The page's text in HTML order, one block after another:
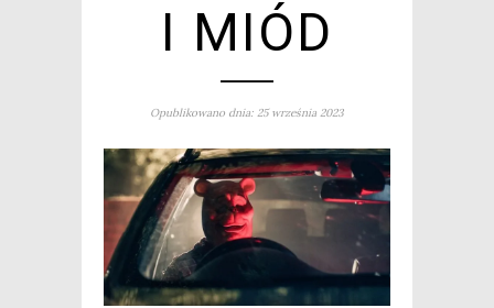
I MIÓD
Opublikowano dnia: 25 września 2023